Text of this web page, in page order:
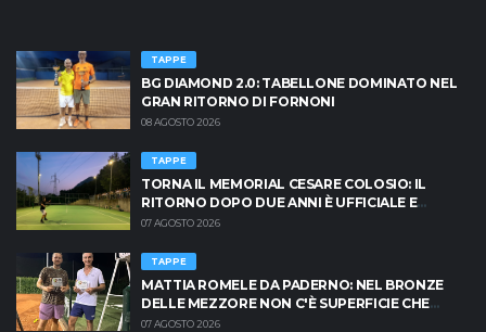
TAPPE
BG DIAMOND 2.0: TABELLONE DOMINATO NEL
GRAN RITORNO DI FORNONI
08 AGOSTO 2026
TAPPE
TORNA IL MEMORIAL CESARE COLOSIO: IL
RITORNO DOPO DUE ANNI È UFFICIALE E
BRESCIA È PRONTA AD INFIAMMARSI!
07 AGOSTO 2026
TAPPE
MATTIA ROMELE DA PADERNO: NEL BRONZE
DELLE MEZZORE NON C'È SUPERFICIE CHE
TENGA
07 AGOSTO 2026